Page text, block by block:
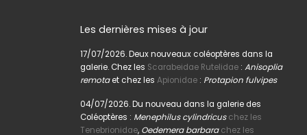
Les dernières mises à jour
17/07/2026. Deux nouveaux coléoptères dans la
galerie. Chez les Scarabeidae Rutelidae : Anisoplia
remotaet chez les Apionidae : Protapion fulvipes
04/07/2026. Du nouveau dans la galerie des
Coléoptères : Menephilus cylindricus chez les
Tenebrionidae, Oedemera barbara chez les